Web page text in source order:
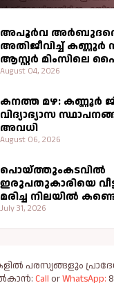
അപൂർവ
അതിജീവിച്ച് കണ്ണൂർ
ആസ്റ്റർ മിംസിലെ
ചികിത്സ വിജയകരം
August 04, 2026
കനത്ത മഴ: കണ്ണൂർ
വിദ്യാഭ്യാസ
അവധി
August 06, 2026
പൊയ്ത്തുംകടവിൽ
ഇരുപതുകാരിയെ
മരിച്ച നിലയിൽ
വളപട്ടണം പോലീസ്
July 31, 2026
പരസ്യങ്ങളും
Call orWhatsApp: